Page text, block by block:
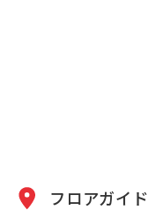
フロアガイド